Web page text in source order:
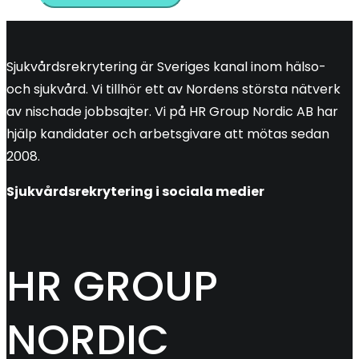
Sjukvårdsrekrytering är Sveriges kanal inom hälso-
och sjukvård. Vi tillhör ett av Nordens största nätverk
av nischade jobbsajter. Vi på HR Group Nordic AB har
hjälp kandidater och arbetsgivare att mötas sedan
2008.
Sjukvårdsrekrytering i sociala medier
HR GROUP
NORDIC